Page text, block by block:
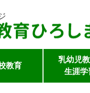
教育
乳幼児
生涯学